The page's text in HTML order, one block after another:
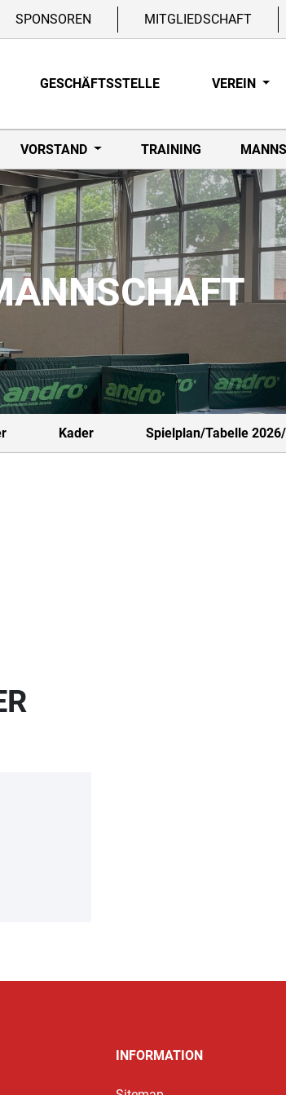
SPONSOREN MITGLIEDSCHAFT
GESCHÄFTSSTELLE VEREIN
VORSTAND TRAINING
Kader Spielplan/Tabelle
INFORMATION